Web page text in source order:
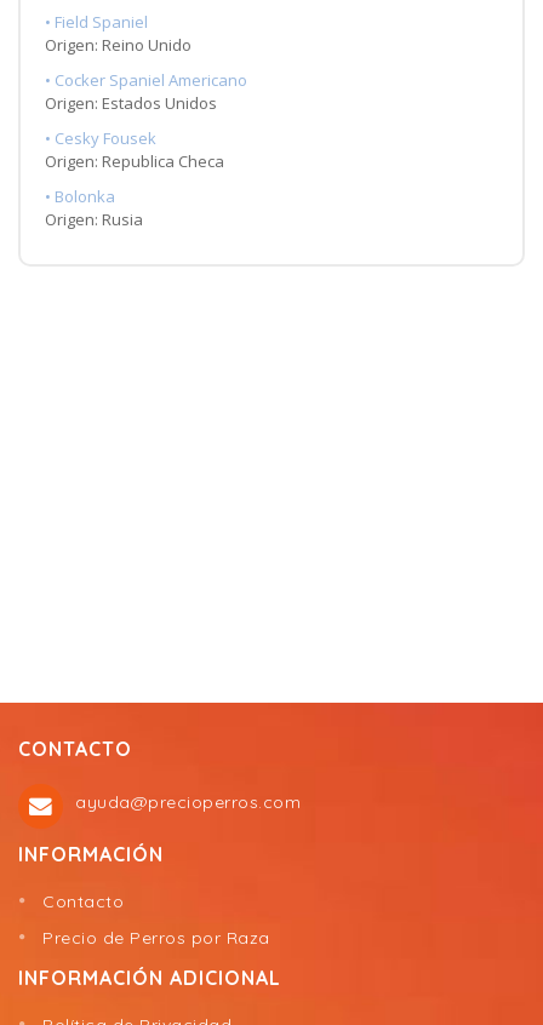
• Field Spaniel
Origen: Reino Unido
• Cocker Spaniel Americano
Origen: Estados Unidos
• Cesky Fousek
Origen: Republica Checa
• Bolonka
Origen: Rusia
CONTACTO
ayuda@precioperros.com
INFORMACIÓN
Contacto
Precio de Perros por Raza
INFORMACIÓN ADICIONAL